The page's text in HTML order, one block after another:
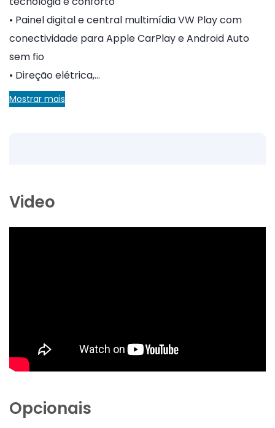
• Painel digital e central multimídia VW Play com
conectividade para Apple CarPlay e Android Auto
sem fio
• Direção elétrica,…
Mostrar mais
Video
Opcionais